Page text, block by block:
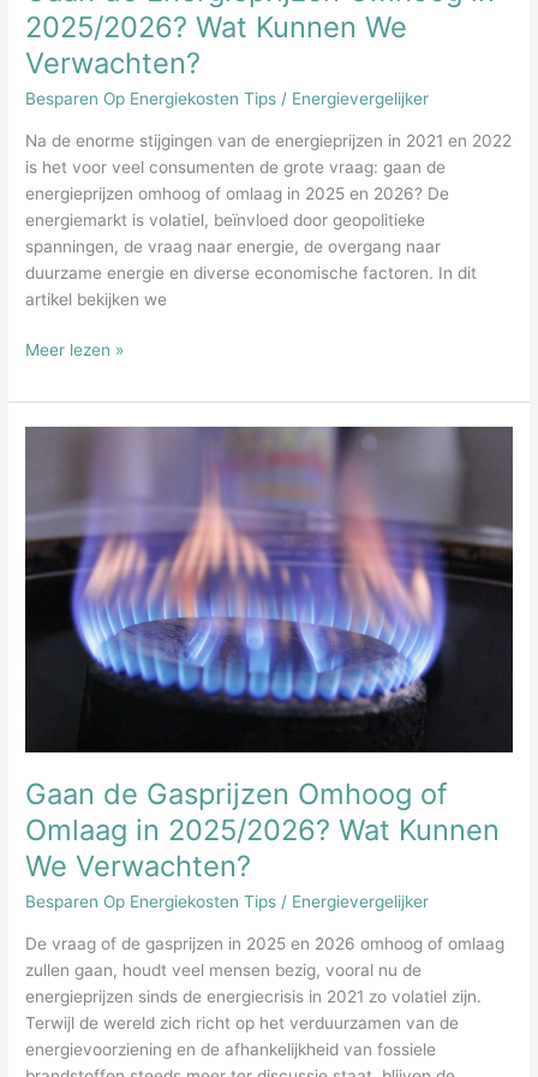
2025/2026? Wat Kunnen We
Verwachten?
Besparen Op Energiekosten Tips / Energievergelijker
Na de enorme stijgingen van de energieprijzen in 2021 en 2022
is het voor veel consumenten de grote vraag: gaan de
energieprijzen omhoog of omlaag in 2025 en 2026? De
energiemarkt is volatiel, beïnvloed door geopolitieke
spanningen, de vraag naar energie, de overgang naar
duurzame energie en diverse economische factoren. In dit
artikel bekijken we
Gaan
Energieprijzen
Omhoog
Wat
Kunnen
We
Verwachten?
Meer lezen »
Gaan de Gasprijzen Omhoog of
Omlaag in 2025/2026? Wat Kunnen
We Verwachten?
Besparen Op Energiekosten Tips / Energievergelijker
De vraag of de gasprijzen in 2025 en 2026 omhoog of omlaag
zullen gaan, houdt veel mensen bezig, vooral nu de
energieprijzen sinds de energiecrisis in 2021 zo volatiel zijn.
Terwijl de wereld zich richt op het verduurzamen van de
energievoorziening en de afhankelijkheid van fossiele